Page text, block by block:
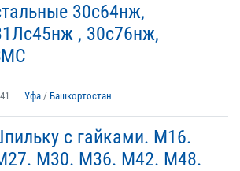
30с64нж,
, 30с76нж,
Уфа / Башкортостан
с гайками. М16.
М30. М36. М42. М48.